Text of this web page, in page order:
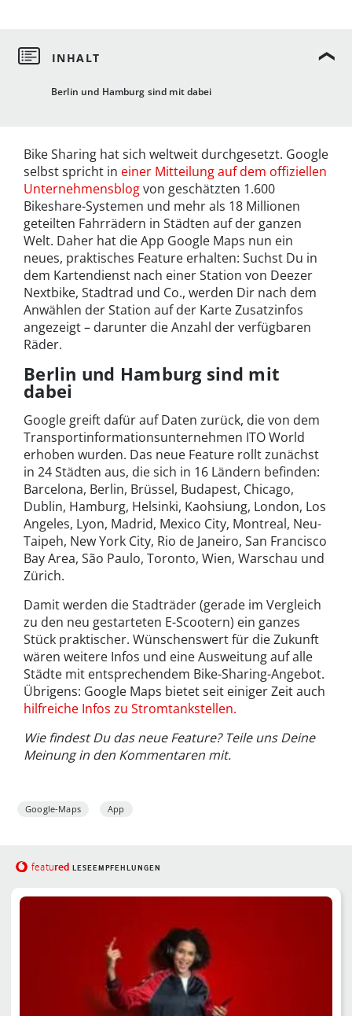
Berlin und Hamburg sind mit dabei
Bike Sharing hat sich weltweit durchgesetzt. Google
selbst spricht in einer Mitteilung auf dem offiziellen
Unternehmensblogvon geschätzten 1.600
Bikeshare-Systemen und mehr als 18 Millionen
geteilten Fahrrädern in Städten auf der ganzen
Welt. Daher hat die App Google Maps nun ein
neues, praktisches Feature erhalten: Suchst Du in
dem Kartendienst nach einer Station von Deezer
Nextbike, Stadtrad und Co., werden Dir nach dem
Anwählen der Station auf der Karte Zusatzinfos
angezeigt – darunter die Anzahl der verfügbaren
Räder.
Berlin und Hamburg sind mit
dabei
Google greift dafür auf Daten zurück, die von dem
Transportinformationsunternehmen ITO World
erhoben wurden. Das neue Feature rollt zunächst
in 24 Städten aus, die sich in 16 Ländern befinden:
Barcelona, Berlin, Brüssel, Budapest, Chicago,
Dublin, Hamburg, Helsinki, Kaohsiung, London, Los
Angeles, Lyon, Madrid, Mexico City, Montreal, Neu-
Taipeh, New York City, Rio de Janeiro, San Francisco
Bay Area, São Paulo, Toronto, Wien, Warschau und
Zürich.
Damit werden die Stadträder (gerade im Vergleich
zu den neu gestarteten E-Scootern) ein ganzes
Stück praktischer. Wünschenswert für die Zukunft
wären weitere Infos und eine Ausweitung auf alle
Städte mit entsprechendem Bike-Sharing-Angebot.
Übrigens: Google Maps bietet seit einiger Zeit auch
hilfreiche Infos zu Stromtankstellen.
Wie findest Du das neue Feature? Teile uns Deine
Meinung in den Kommentaren mit.
Google-Maps App
featured LESEEMPFEHLUNGEN